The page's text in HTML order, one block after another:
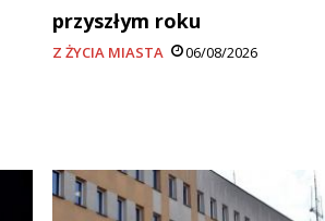
przyszłym roku
Z ŻYCIA MIASTA 06/08/2026